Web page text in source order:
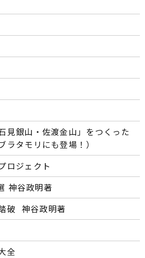
見銀山・佐渡金山」をつくった
ラタモリにも登場！）
ロジェクト
神谷政明著
―― 神谷政明著
全